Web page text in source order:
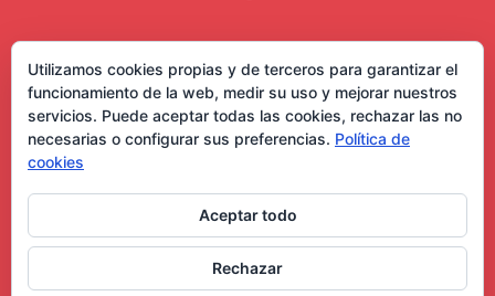
Aviso Legal y Condiciones de Uso
Utilizamos cookies propias y de terceros para garantizar el
funcionamiento de la web, medir su uso y mejorar nuestros
servicios. Puede aceptar todas las cookies, rechazar las no
necesarias o configurar sus preferencias. Política de
cookies
Aceptar todo
Rechazar